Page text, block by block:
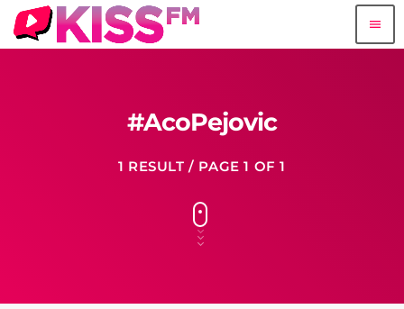
menu
#AcoPejovic
1 RESULT / PAGE 1 OF 1